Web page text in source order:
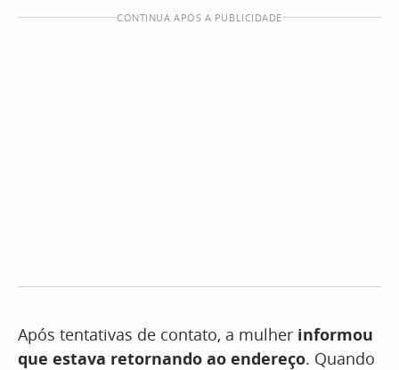
CONTINUA APÓS A PUBLICIDADE
Após tentativas de contato, a mulher informou
que estava retornando ao endereço. Quando